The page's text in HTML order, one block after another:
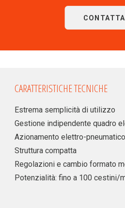
CARATTERISTICHE TECNICHE
Estrema semplicità di utilizzo
Gestione indipendente quadro
Azionamento elettro-pneumatico
Struttura compatta
Regolazioni e cambio formato
Potenzialità: fino a 100 cestini/